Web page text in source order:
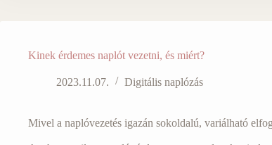
Kinek érdemes naplót vezetni, és miért?
2023.11.07. Digitális naplózás
Mivel a naplóvezetés igazán sokoldalú, variálható